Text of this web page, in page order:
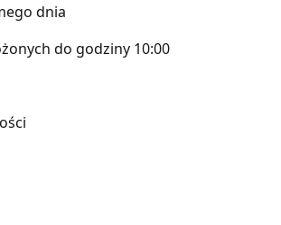
dnia
do godziny 10:00